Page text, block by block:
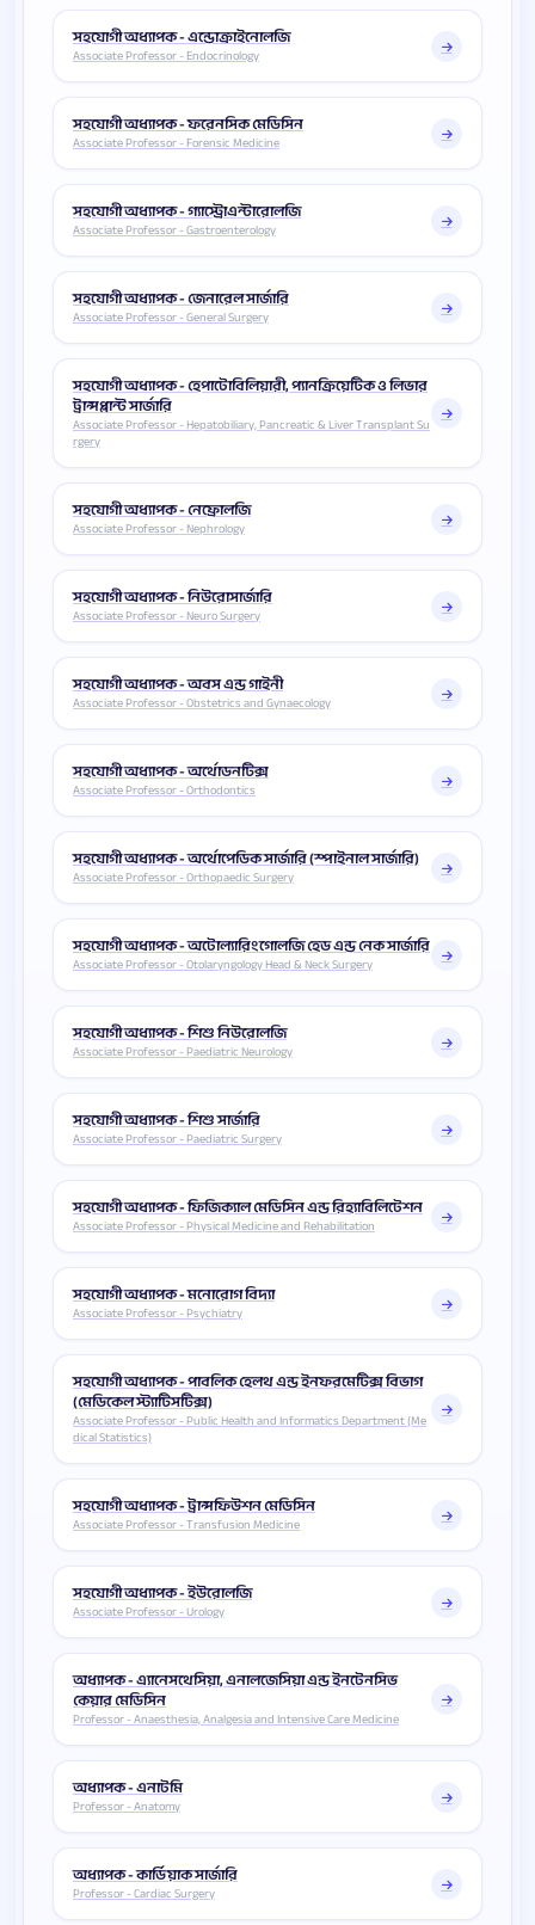
সহযোগী অধ্যাপক - এন্ডোক্রাইনোলজি
Associate Professor - Endocrinology
সহযোগী অধ্যাপক - ফরেনসিক মেডিসিন
Associate Professor - Forensic Medicine
সহযোগী অধ্যাপক - গ্যাস্ট্রোএন্টারোলজি
Associate Professor - Gastroenterology
সহযোগী অধ্যাপক - জেনারেল সার্জারি
Associate Professor - General Surgery
সহযোগী অধ্যাপক - হেপাটোবিলিয়ারী, প্যানক্রিয়েটিক ও লিভার
ট্রান্সপ্লান্ট সার্জারি
Associate Professor - Hepatobiliary, Pancreatic & Liver Transplant Su
rgery
সহযোগী অধ্যাপক - নেফ্রোলজি
Associate Professor - Nephrology
সহযোগী অধ্যাপক - নিউরোসার্জারি
Associate Professor - Neuro Surgery
সহযোগী অধ্যাপক - অবস এন্ড গাইনী
Associate Professor - Obstetrics and Gynaecology
সহযোগী অধ্যাপক - অর্থোডনটিক্স
Associate Professor - Orthodontics
সহযোগী অধ্যাপক - অর্থোপেডিক সার্জারি (স্পাইনাল সার্জারি)
Associate Professor - Orthopaedic Surgery
সহযোগী অধ্যাপক - অটোল্যারিংগোলজি হেড এন্ড নেক সার্জারি
Associate Professor - Otolaryngology Head & Neck Surgery
সহযোগী অধ্যাপক - শিশু নিউরোলজি
Associate Professor - Paediatric Neurology
সহযোগী অধ্যাপক - শিশু সার্জারি
Associate Professor - Paediatric Surgery
সহযোগী অধ্যাপক - ফিজিক্যাল মেডিসিন এন্ড রিহ্যাবিলিটেশন
Associate Professor - Physical Medicine and Rehabilitation
সহযোগী অধ্যাপক - মনোরোগ বিদ্যা
Associate Professor - Psychiatry
সহযোগী অধ্যাপক - পাবলিক হেলথ এন্ড ইনফরমেটিক্স বিভাগ
(মেডিকেল স্ট্যাটিসটিক্স)
Associate Professor - Public Health and Informatics Department (Me
dical Statistics)
সহযোগী অধ্যাপক - ট্রান্সফিউশন মেডিসিন
Associate Professor - Transfusion Medicine
সহযোগী অধ্যাপক - ইউরোলজি
Associate Professor - Urology
অধ্যাপক - এ্যানেসথেসিয়া, এনালজেসিয়া এন্ড ইনটেনসিভ
কেয়ার মেডিসিন
Professor - Anaesthesia, Analgesia and Intensive Care Medicine
অধ্যাপক - এনাটমি
Professor - Anatomy
অধ্যাপক - কার্ডিয়াক সার্জারি
Professor - Cardiac Surgery